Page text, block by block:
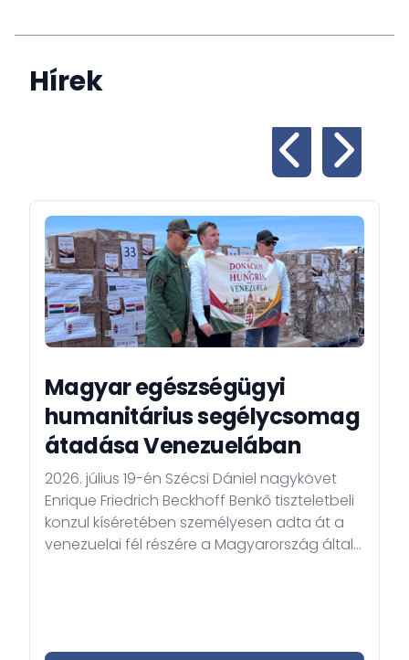
Hírek
Magyar egészségügyi
humanitárius segélycsomag
átadása Venezuelában
2026. július 19-én Szécsi Dániel nagykövet
Enrique Friedrich Beckhoff Benkő tiszteletbeli
konzul kíséretében személyesen adta át a
venezuelai fél részére a Magyarország által